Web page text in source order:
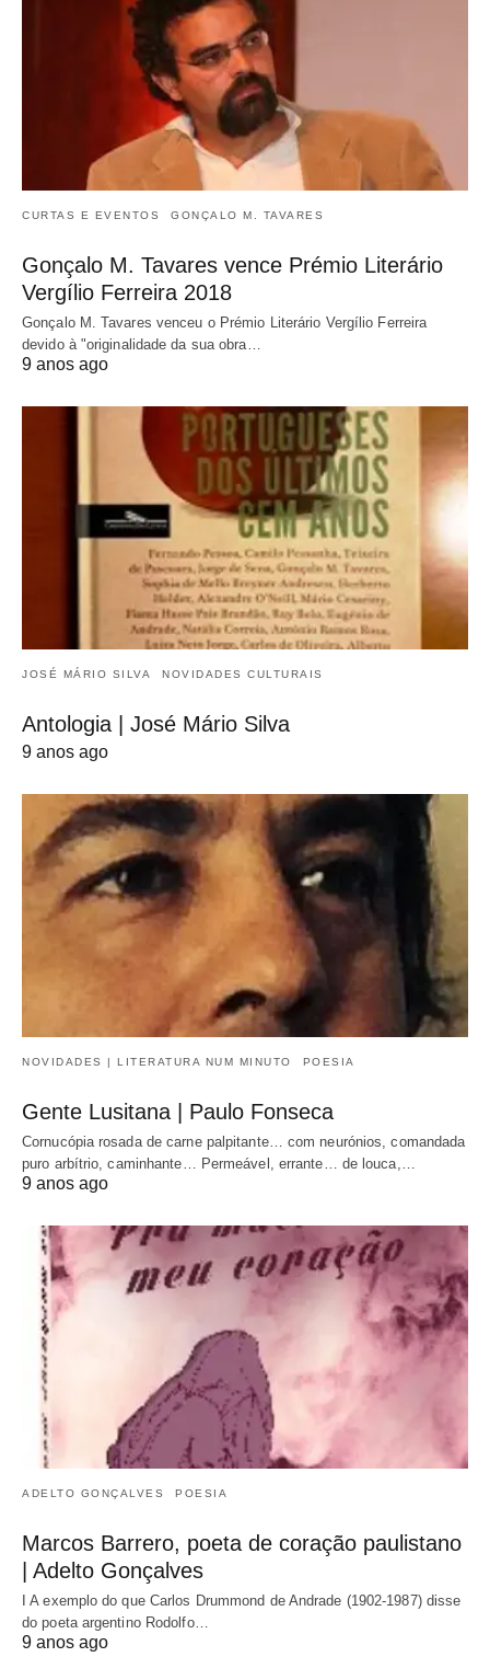
CURTAS E EVENTOS GONÇALO M. TAVARES
Gonçalo M. Tavares vence Prémio Literário
Vergílio Ferreira 2018
Gonçalo M. Tavares venceu o Prémio Literário Vergílio Ferreira
devido à "originalidade da sua obra…
9 anos ago
JOSÉ MÁRIO SILVA NOVIDADES CULTURAIS
Antologia | José Mário Silva
9 anos ago
NOVIDADES | LITERATURA NUM MINUTO POESIA
Gente Lusitana | Paulo Fonseca
Cornucópia rosada de carne palpitante… com neurónios, comandada
puro arbítrio, caminhante… Permeável, errante… de louca,…
9 anos ago
ADELTO GONÇALVES POESIA
Marcos Barrero, poeta de coração paulistano
| Adelto Gonçalves
I A exemplo do que Carlos Drummond de Andrade (1902-1987) disse
do poeta argentino Rodolfo…
9 anos ago